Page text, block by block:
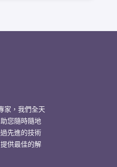
家，我們全天
您隨時隨地
先進的技術
供最佳的解